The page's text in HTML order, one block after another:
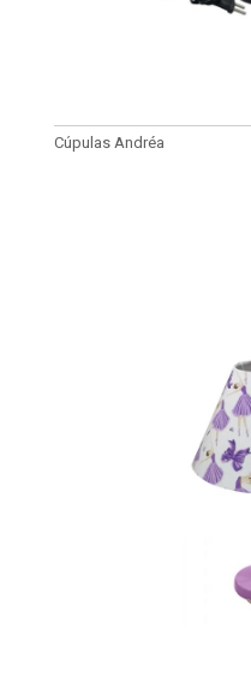
Cúpulas Andréa